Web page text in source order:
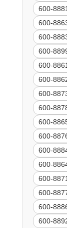
600-
600-
600-
600-
600-
600-
600-
600-
600-
600-
600-
600-
600-
600-
600-
600-